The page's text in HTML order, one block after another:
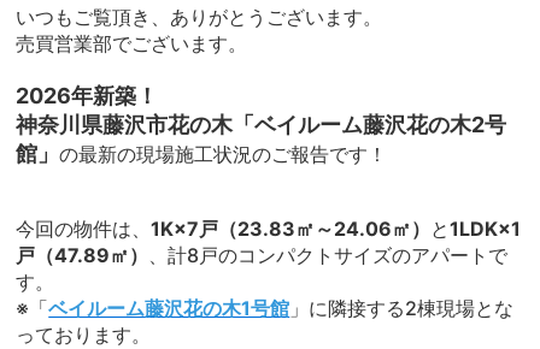
いつもご覧頂き、ありがとうございます。
売買営業部でございます。
2026年新築！
神奈川県藤沢市花の木「ベイルーム藤沢花の木2号
館」の最新の現場施工状況のご報告です！
今回の物件は、1K×7戸（23.83㎡～24.06㎡） と1LDK×1
戸（47.89㎡） 、計8戸のコンパクトサイズのアパートで
す。
※「ベイルーム藤沢花の木1号館 」に隣接する2棟現場とな
っております。